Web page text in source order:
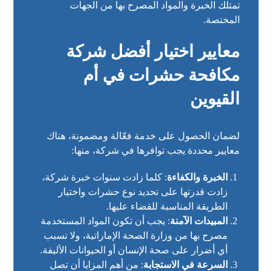
تمتلك الخبرة والمواد المصرح بها من الجهات
المختصة.
معايير اختيار أفضل شركة
مكافحة حشرات في أم
القيوين
لضمان الحصول على خدمة فعّالة ومضمونة، هناك
معايير محددة يجب توافرها في شركة، منها:
الخبرة والكفاءة: كلما زادت سنوات خبرة شركة،
زادت قدرتها على تحديد نوع حشرات واختيار
الطريقة المناسبة للقضاء عليها.
المبيدات الآمنة: يجب أن تكون المواد المستخدمة
مصرح بها من وزارة الصحة الإماراتية، ولا تسبب
أي أضرار على صحة الإنسان أو الحيوانات الأليفة.
السرعة في الاستجابة: من أهم المزايا أن تصل